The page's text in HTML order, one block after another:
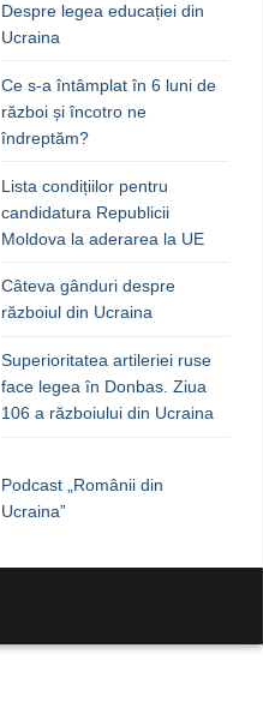
Despre legea educației din
Ucraina
Ce s-a întâmplat în 6 luni de
război și încotro ne
îndreptăm?
Lista condițiilor pentru
candidatura Republicii
Moldova la aderarea la UE
Câteva gânduri despre
războiul din Ucraina
Superioritatea artileriei ruse
face legea în Donbas. Ziua
106 a războiului din Ucraina
Podcast „Românii din
Ucraina”